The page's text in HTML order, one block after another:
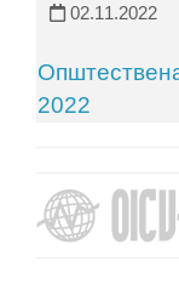
02.11.2022
2022